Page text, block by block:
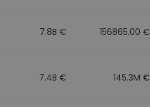
7.8B € 156865.00 €
7.4B € 145.3M €